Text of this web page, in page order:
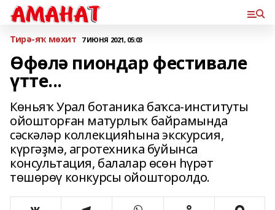
Тирә-яҡ мөхит 7 ИЮНЯ 2021, 05:03
Өфөлә пиондар фестивале
үтте...
Көньяҡ Урал ботаника баҡса-институты
ойошторған матурлыҡ байрамында
сәскәләр коллекцияһына экскурсия,
күргәҙмә, агротехника буйынса
консультация, балалар өсөн һүрәт
төшөрөү конкурсы ойошторолдо.